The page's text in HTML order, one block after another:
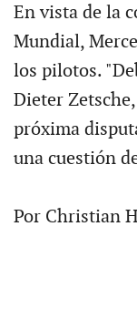
En vista de la
Mundial,
los pilotos.
Dieter
próxima
una cuestión
Por Christian